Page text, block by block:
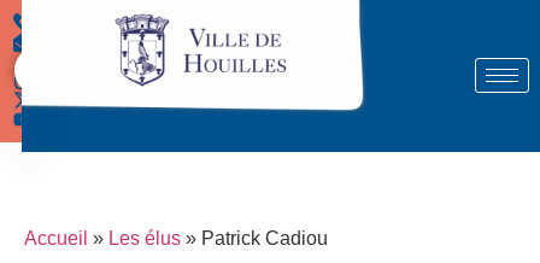
Démarches
Accueil » Les élus » Patrick Cadiou